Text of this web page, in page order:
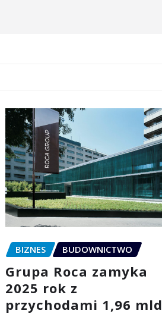
BIZNES BUDOWNICTWO
Grupa Roca zamyka
2025 rok z
przychodami 1,96 mld